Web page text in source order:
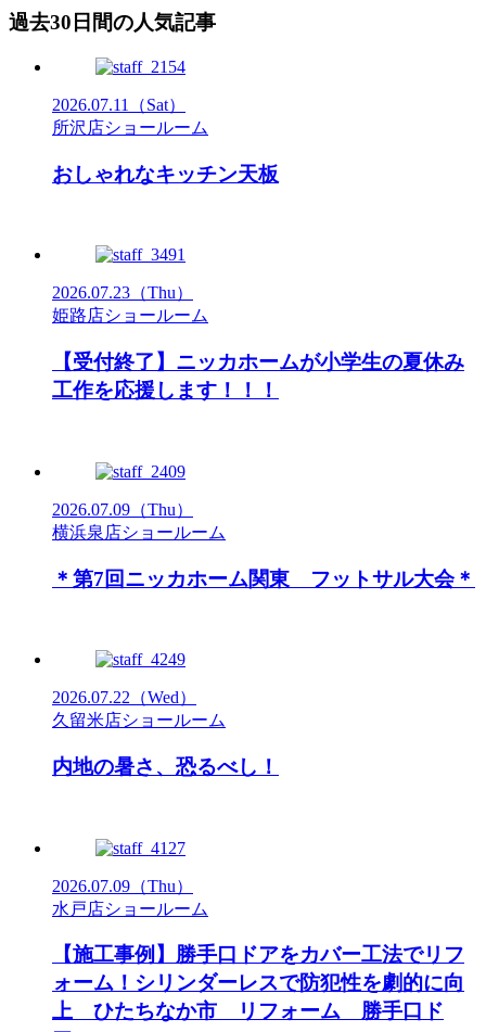
過去30日間の人気記事
2026.07.11
（Sat）
所沢店ショールーム
おしゃれなキッチン天板
2026.07.23 （Thu）
姫路店ショールーム
【受付終了】ニッカホームが小学生の夏休み
工作を応援します！！！
2026.07.09 （Thu）
横浜泉店ショールーム
＊第7回ニッカホーム関東 フットサル大会＊
2026.07.22 （Wed）
久留米店ショールーム
内地の暑さ、恐るべし！
2026.07.09 （Thu）
水戸店ショールーム
【施工事例】勝手口ドアをカバー工法でリフ
ォーム！シリンダーレスで防犯性を劇的に向
上 ひたちなか市 リフォーム 勝手口ド